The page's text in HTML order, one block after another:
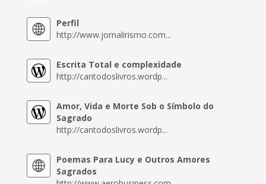
Perfil
http://www.jornalirismo.com...
Escrita Total e complexidade
http://cantodoslivros.wordp...
Amor, Vida e Morte Sob o Símbolo do
Sagrado
http://cantodoslivros.wordp...
Poemas Para Lucy e Outros Amores
Sagrados